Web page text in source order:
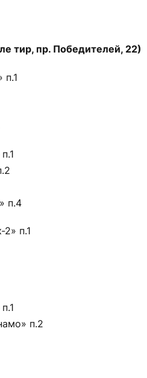
тир, пр. Победителей, 22)
п.4
п.1
п.2